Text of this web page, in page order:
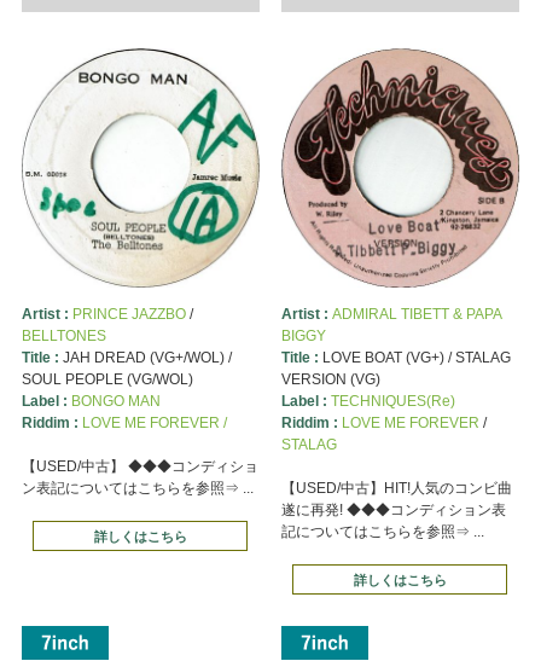
Artist : PRINCE JAZZBO/
BELLTONES
Title : JAH DREAD (VG+/WOL) /
SOUL PEOPLE (VG/WOL)
Label : BONGO MAN
Riddim : LOVE ME FOREVER /
【USED/中古】 ◆◆◆コンディショ
ン表記についてはこちらを参照⇒ ...
詳しくはこちら
Artist : ADMIRAL TIBETT & PAPA
BIGGY
Title : LOVE BOAT (VG+) / STALAG
VERSION (VG)
Label : TECHNIQUES(Re)
Riddim : LOVE ME FOREVER /
STALAG
【USED/中古】HIT!人気のコンビ曲
遂に再発! ◆◆◆コンディション表
記についてはこちらを参照⇒ ...
詳しくはこちら